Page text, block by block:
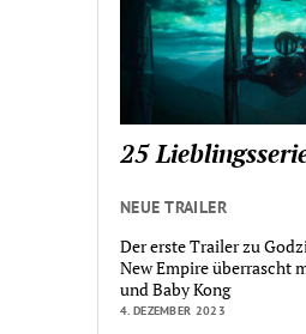
25
NEUE TRAILER
Der erste Trailer zu
New Empire überrascht
und Baby Kong
4. DEZEMBER 2023